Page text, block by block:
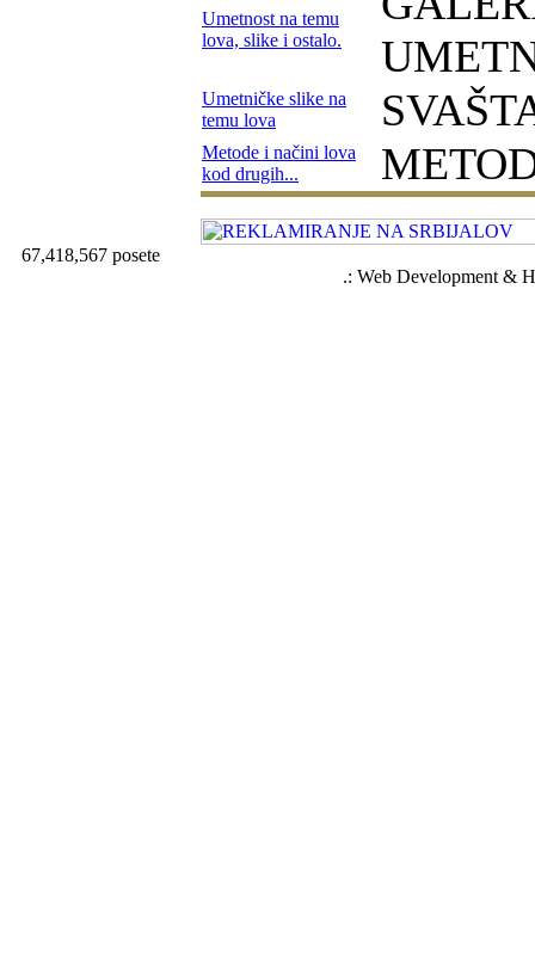
Umetnost na temu
lova, slike i ostalo.
Umetničke slike na
temu lova
Metode i načini lova
kod drugih...
67,418,567 posete
.: Web Development &